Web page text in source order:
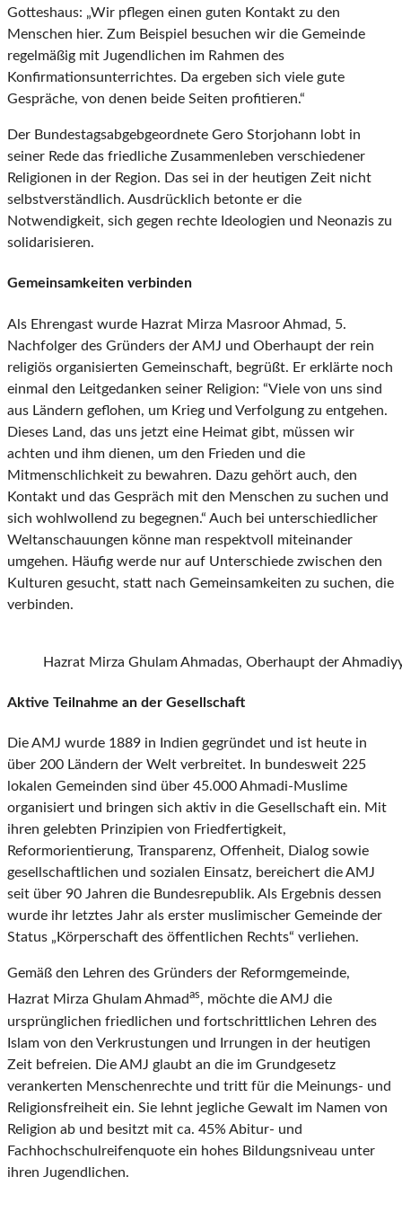
Gotteshaus: „Wir pflegen einen guten Kontakt zu den
Menschen hier. Zum Beispiel besuchen wir die Gemeinde
regelmäßig mit Jugendlichen im Rahmen des
Konfirmationsunterrichtes. Da ergeben sich viele gute
Gespräche, von denen beide Seiten profitieren.“
Der Bundestagsabgebgeordnete Gero Storjohann lobt in
seiner Rede das friedliche Zusammenleben verschiedener
Religionen in der Region. Das sei in der heutigen Zeit nicht
selbstverständlich. Ausdrücklich betonte er die
Notwendigkeit, sich gegen rechte Ideologien und Neonazis zu
solidarisieren.
Gemeinsamkeiten verbinden
Als Ehrengast wurde Hazrat Mirza Masroor Ahmad, 5.
Nachfolger des Gründers der AMJ und Oberhaupt der rein
religiös organisierten Gemeinschaft, begrüßt. Er erklärte noch
einmal den Leitgedanken seiner Religion: “Viele von uns sind
aus Ländern geflohen, um Krieg und Verfolgung zu entgehen.
Dieses Land, das uns jetzt eine Heimat gibt, müssen wir
achten und ihm dienen, um den Frieden und die
Mitmenschlichkeit zu bewahren. Dazu gehört auch, den
Kontakt und das Gespräch mit den Menschen zu suchen und
sich wohlwollend zu begegnen.“ Auch bei unterschiedlicher
Weltanschauungen könne man respektvoll miteinander
umgehen. Häufig werde nur auf Unterschiede zwischen den
Kulturen gesucht, statt nach Gemeinsamkeiten zu suchen, die
verbinden.
Hazrat Mirza Ghulam Ahmadas, Oberhaupt der
Aktive Teilnahme an der Gesellschaft
Die AMJ wurde 1889 in Indien gegründet und ist heute in
über 200 Ländern der Welt verbreitet. In bundesweit 225
lokalen Gemeinden sind über 45.000 Ahmadi-Muslime
organisiert und bringen sich aktiv in die Gesellschaft ein. Mit
ihren gelebten Prinzipien von Friedfertigkeit,
Reformorientierung, Transparenz, Offenheit, Dialog sowie
gesellschaftlichen und sozialen Einsatz, bereichert die AMJ
seit über 90 Jahren die Bundesrepublik. Als Ergebnis dessen
wurde ihr letztes Jahr als erster muslimischer Gemeinde der
Status „Körperschaft des öffentlichen Rechts“ verliehen.
Gemäß den Lehren des Gründers der Reformgemeinde,
Hazrat Mirza Ghulam Ahmadas, möchte die AMJ die
ursprünglichen friedlichen und fortschrittlichen Lehren des
Islam von den Verkrustungen und Irrungen in der heutigen
Zeit befreien. Die AMJ glaubt an die im Grundgesetz
verankerten Menschenrechte und tritt für die Meinungs- und
Religionsfreiheit ein. Sie lehnt jegliche Gewalt im Namen von
Religion ab und besitzt mit ca. 45% Abitur- und
Fachhochschulreifenquote ein hohes Bildungsniveau unter
ihren Jugendlichen.